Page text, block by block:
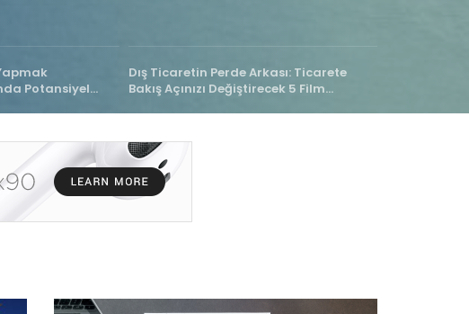
Potansiyel
Dış Ticaretin Perde Arkası: Ticarete
Bakış Açınızı Değiştirecek 5 Film